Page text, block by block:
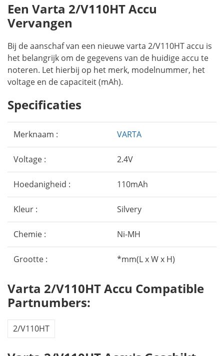
Een Varta 2/V110HT Accu
Vervangen
Bij de aanschaf van een nieuwe varta 2/V110HT accu is
het belangrijk om de gegevens van de huidige accu te
noteren. Let hierbij op het merk, modelnummer, het
voltage en de capaciteit (mAh).
Specificaties
Merknaam : VARTA
Voltage : 2.4V
Hoedanigheid : 110mAh
Kleur : Silvery
Chemie : Ni-MH
Grootte : *mm(L x W x H)
Varta 2/V110HT Accu Compatible
Partnumbers:
2/V110HT